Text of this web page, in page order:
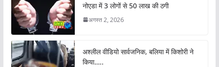
नोएडा में 3 लोगों से 50 लाख की ठगी
अगस्त 2, 2026
अश्लील वीडियो सार्वजनिक, बलिया में किशोरी ने
किया…..